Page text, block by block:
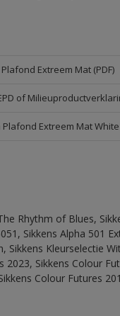
Extreem Mat (PDF)
of
Extreem Mat White
Rhythm of Blues,
Sikkens Alpha 501
Sikkens Kleurselectie
2023, Sikkens Colour
Colour Futures